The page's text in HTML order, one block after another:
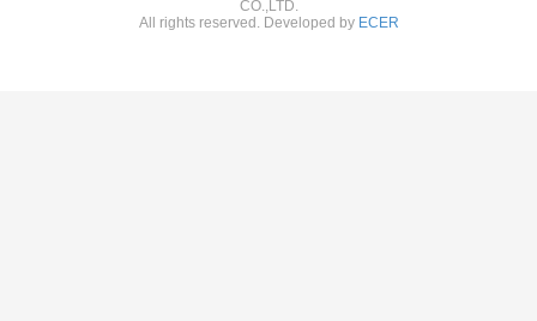
CO.,LTD.
All rights reserved. Developed by ECER